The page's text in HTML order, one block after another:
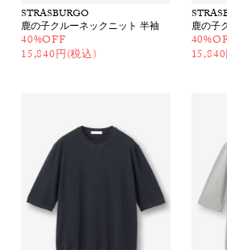
STRASBURGO
鹿の子クルーネックニット 半袖
40%OFF
15,840円(税込)
鹿の子